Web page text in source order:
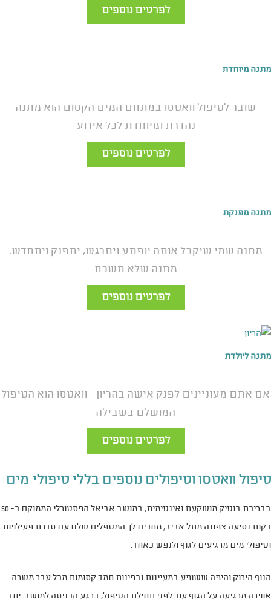
לפרטים נוספים
מתנה מיוחדת
שובר לטיפול וואטסו במתחם המים הקסום הוא מתנה
נהדרת ומיוחדת לכל אירוע
לפרטים נוספים
מתנה מפנקת
מתנה שמי שיקבל אותה יופתע ויתרגש, יתפנק ויתחדש.
מתנה שלא תשכח
לפרטים נוספים
מתנה ליולדת
אם אתם מעוניינים לפנק אישה בהריון – וואטסו הוא הטיפול
המושלם בשבילה
לפרטים נוספים
טיפול וואטסו וטיפולים נוספים בללי טיפולי מים
בבריכת בוטיק מושקעת ואינטימית, במושב אביאל הפסטורלי הממוקם כ- 50
דקות נסיעה צפונה מתל אביב, מחכים לך המטפלים שלנו עם סדרת פעילויות
וטיפולי מים מרגיעים לגוף ולנפש כאחד.
הנוף הירוק והיפה ששופע במעיינות ובפינות חמד קסומות מכל עבר משרה
אווירה מרגיעה על הגוף עוד לפני תחילת הטיפול, ברגע הכניסה למושב. יחד